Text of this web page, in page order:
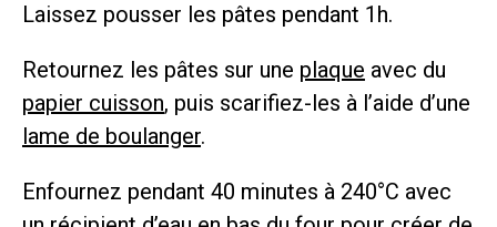
Laissez pousser les pâtes pendant 1h.
Retournez les pâtes sur une plaque avec du
papier cuisson, puis scarifiez-les à l’aide d’une
lame de boulanger.
Enfournez pendant 40 minutes à 240°C avec